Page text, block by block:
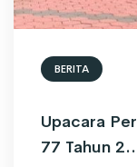
BERITA
Upacara
77 Tahun